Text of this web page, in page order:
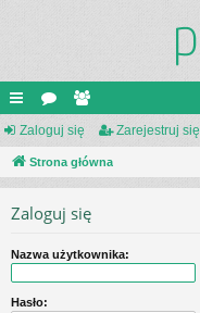
ię
ce
or
a
ży
tk
ni
Zaloguj się Zarejestruj się
Strona główna
Zaloguj się
Nazwa użytkownika:
Hasło: